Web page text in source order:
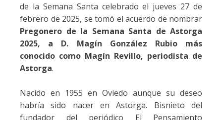
de la Semana Santa celebrado el jueves 27 de
febrero de 2025, se tomó el acuerdo de nombrar
Pregonero de la Semana Santa de Astorga
2025, a D. Magín González Rubio más
conocido como Magín Revillo, periodista de
Astorga.
Nacido en 1955 en Oviedo aunque su deseo
habría sido nacer en Astorga. Bisnieto del
fundador del periódico El Pensamiento